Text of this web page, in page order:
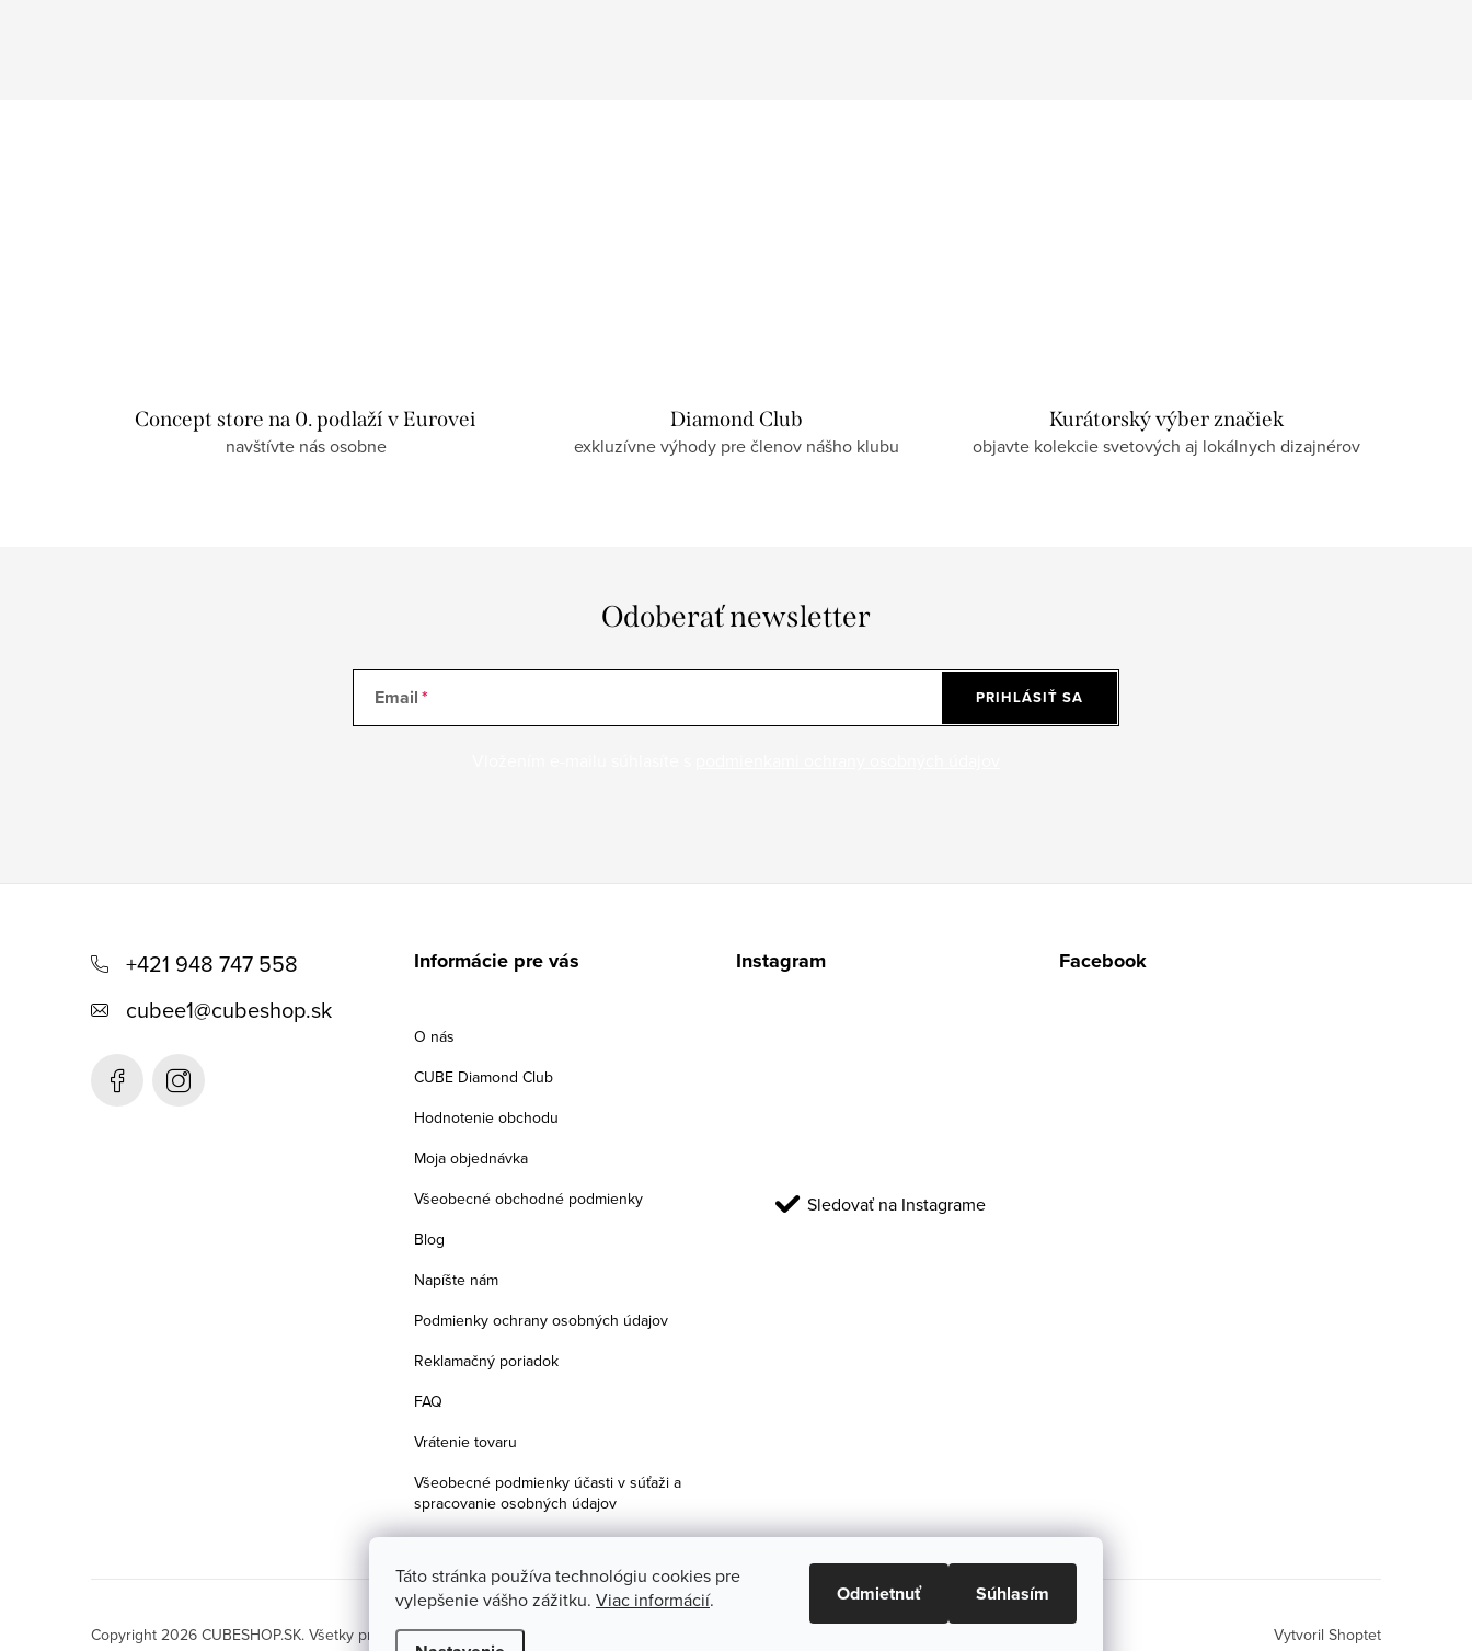
Táto stránka používa technológiu cookies pre
vylepšenie vášho zážitku. Viac informácií. Odmietnuť Súhlasím
Concept store na 0. podlaží v Eurovei
navštívte nás osobne
Diamond Club
exkluzívne výhody pre členov nášho klubu
Kurátorský výber značiek
objavte kolekcie svetových aj lokálnych dizajnérov
Odoberať newsletter
Email PRIHLÁSIŤ SA
+421 948 747 558
cubee1@cubeshop.sk
Informácie pre vás
O nás
CUBE Diamond Club
Hodnotenie obchodu
Moja objednávka
Všeobecné obchodné podmienky
Blog
Napíšte nám
Podmienky ochrany osobných údajov
Reklamačný poriadok
FAQ
Vrátenie tovaru
Všeobecné podmienky účasti v súťaži a
spracovanie osobných údajov
Instagram
Sledovať na Instagrame
Facebook
Vytvoril Shoptet
Copyright 2026 CUBESHOP.SK. Všetky práva vyhradené.Upraviť nastavenie cookies